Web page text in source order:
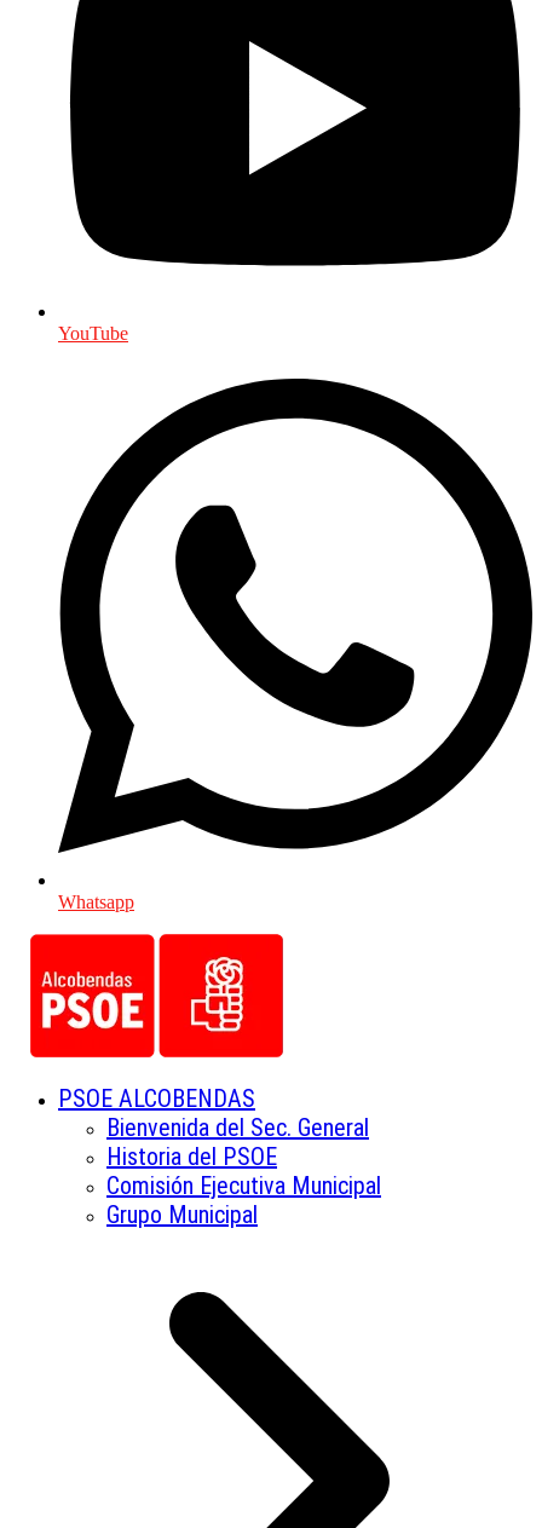
YouTube
Whatsapp
PSOE ALCOBENDAS
Bienvenida del Sec. General
Historia del PSOE
Comisión Ejecutiva Municipal
Grupo Municipal